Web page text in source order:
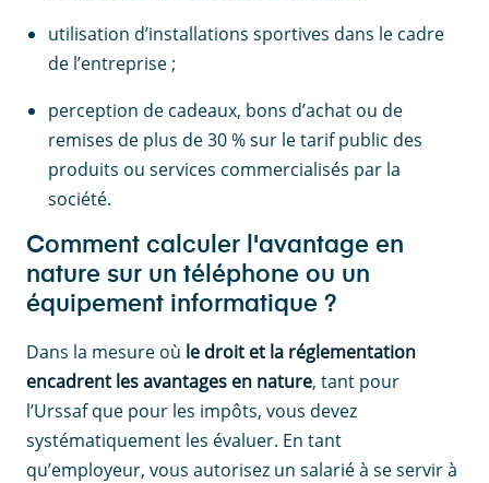
utilisation d’installations sportives dans le cadre
de l’entreprise ;
perception de cadeaux, bons d’achat ou de
remises de plus de 30 % sur le tarif public des
produits ou services commercialisés par la
société.
Comment calculer l'avantage en
nature sur un téléphone ou un
équipement informatique ?
Dans la mesure où le droit et la réglementation
encadrent les avantages en nature, tant pour
l’Urssaf que pour les impôts, vous devez
systématiquement les évaluer. En tant
qu’employeur, vous autorisez un salarié à se servir à